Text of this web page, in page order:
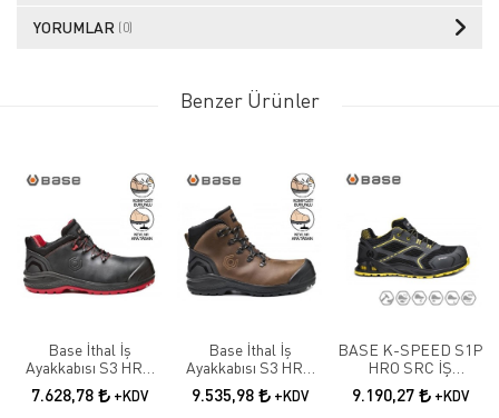
YORUMLAR (0)
Benzer Ürünler
Base İthal İş
Ayakkabısı S3 HRO
SRC B0887N
7.628,78 +KDV
Base İthal İş
Ayakkabısı S3 HRO
SRC B0888
9.535,98 +KDV
BASE K-SPEED S1P
HRO SRC İŞ
AYAKKABISI
9.190,27 +KDV